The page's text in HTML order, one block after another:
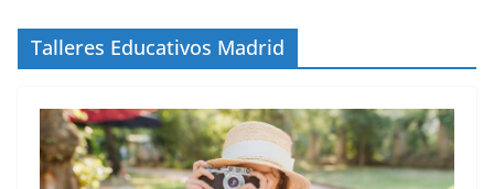
Talleres Educativos Madrid